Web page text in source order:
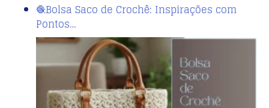
🧶Bolsa Saco de Crochê: Inspirações com
Pontos…